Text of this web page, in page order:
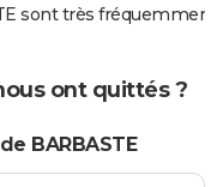
sont très
ont quittés ?
BARBASTE